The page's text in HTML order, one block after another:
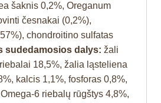
šaknis 0,2%, Oreganum
česnakai (0,2%),
chondroitino sulfatas
sudedamosios dalys: žali
18,5%, žalia ląsteliena
kalcis 1,1%, fosforas 0,8%,
6 riebalų rūgštys 4,8%,